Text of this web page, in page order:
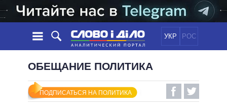
УКР РОС
НОВОСТИ
ЛЕНТА
СОБЫТИЯ
ПОЛИТИКА
ЭКОНОМИКА
ОБЕЩАНИЯ
ОБЕЩАНИЕ ПОЛИТИКА
ПОДПИСАТЬСЯ НА ПОЛИТИКА